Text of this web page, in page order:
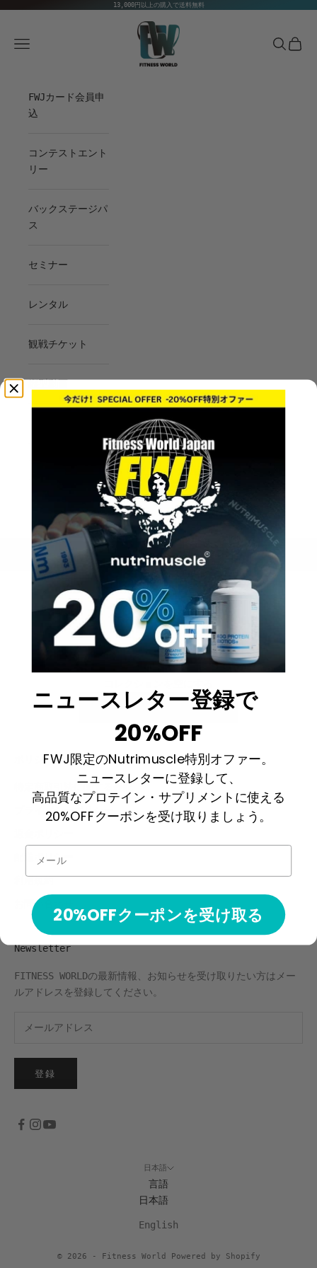
13,000円以上の購入で送料無料
Fitness World
メニュー
検索カート
FWJカード会員申
込
コンテストエント
リー
バックステージパ
ス
セミナー
レンタル
観戦チケット
縦型動画
ログイン
カートが空です
プレミアム福袋
プレミアム福袋
ショッピングを開始する
ポリシー
特定商取引法に関する表記
プライバシーポリシー
配送ポリシー
利用規約
お問い合わせ
Newsletter
FITNESS WORLDの最新情報、お知らせを受け取りたい方はメー
ルアドレスを登録してください。
登録
日本語
言語
日本語
English
© 2026 - Fitness World Powered by Shopify
ニュースレター登録で
20%OFF
FWJ限定のNutrimuscle特別オファー。
ニュースレターに登録して、
高品質なプロテイン・サプリメントに使える
20%OFFクーポンを受け取りましょう。
20%OFFクーポンを受け取る